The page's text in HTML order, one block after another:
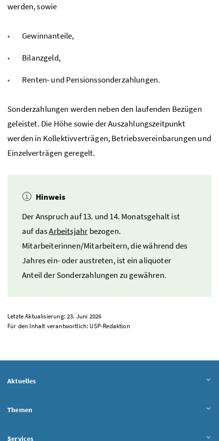
werden, sowie
Gewinnanteile,
Bilanzgeld,
Renten- und Pensionssonderzahlungen.
Sonderzahlungen werden neben den laufenden Bezügen
geleistet. Die Höhe sowie der Auszahlungszeitpunkt
werden in Kollektivverträgen, Betriebsvereinbarungen und
Einzelverträgen geregelt.
Hinweis
Der Anspruch auf 13. und 14. Monatsgehalt ist
auf dasArbeitsjahr bezogen.
Mitarbeiterinnen/Mitarbeitern, die während des
Jahres ein- oder austreten, ist ein aliquoter
Anteil der Sonderzahlungen zu gewähren.
Letzte Aktualisierung: 23. Juni 2026
Für den Inhalt verantwortlich: USP-Redaktion
Aktuelles
Themen
Services